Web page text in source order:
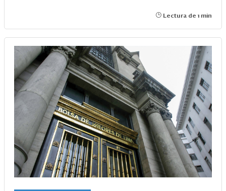
Lectura de 1 min